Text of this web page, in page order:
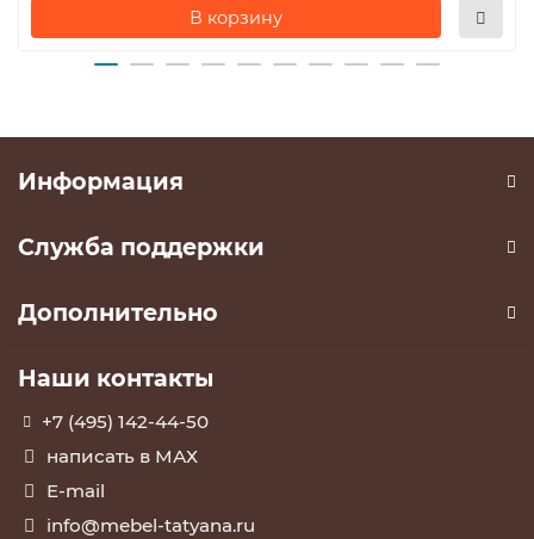
В корзину
Информация
Служба поддержки
Дополнительно
Наши контакты
+7 (495) 142-44-50
написать в МАХ
E-mail
info@mebel-tatyana.ru